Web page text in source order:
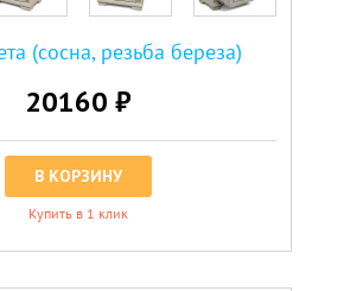
(сосна, резьба береза)
20160 ₽
В КОРЗИНУ
Купить в 1 клик